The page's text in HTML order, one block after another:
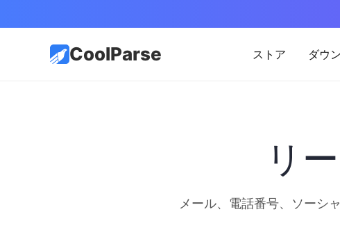
CoolParse ストア ダウ
リ
メール、電話番号、ソーシ